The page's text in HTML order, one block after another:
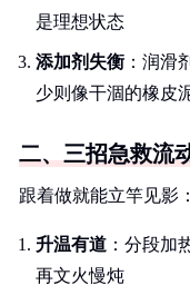
是理想状态
添加剂失衡 ：润滑
少则像干涸的橡皮
二、三招急救流
跟着做就能立竿见影：
升温有道 ：分段加
再文火慢炖